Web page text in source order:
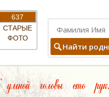
637
СТАРЫЕ
ФОТО
Найти
головы сто рук.